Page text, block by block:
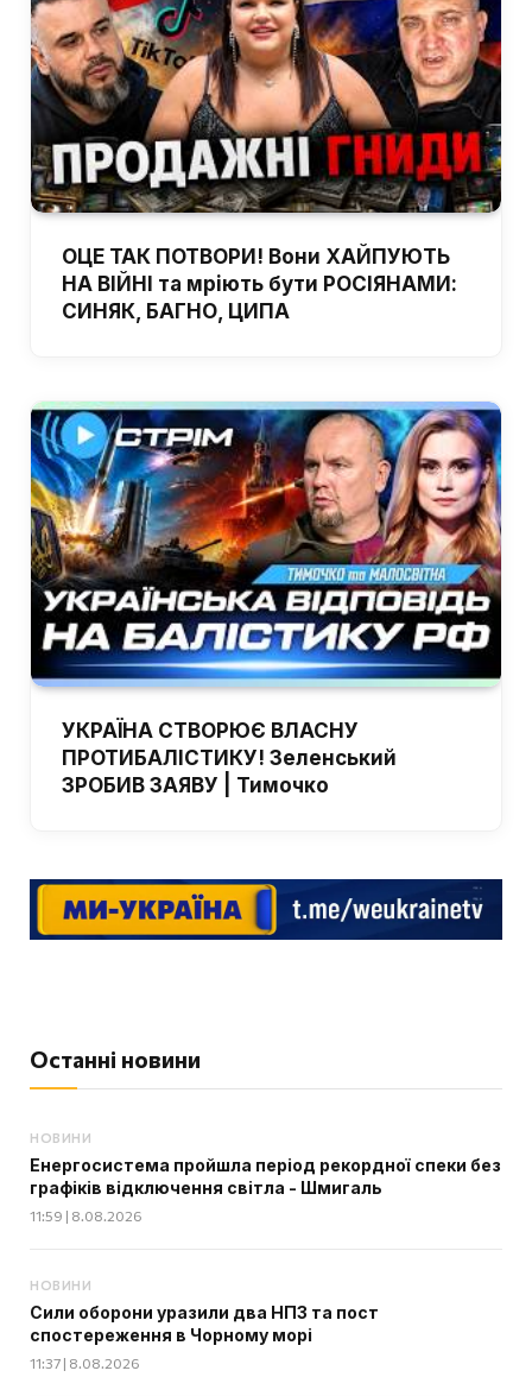
ОЦЕ ТАК ПОТВОРИ! Вони ХАЙПУЮТЬ
НА ВІЙНІ та мріють бути РОСІЯНАМИ:
СИНЯК, БАГНО, ЦИПА
УКРАЇНА СТВОРЮЄ ВЛАСНУ
ПРОТИБАЛІСТИКУ! Зеленський
ЗРОБИВ ЗАЯВУ | Тимочко
Останні новини
НОВИНИ
Енергосистема пройшла період рекордної спеки без
графіків відключення світла - Шмигаль
11:59 | 8.08.2026
НОВИНИ
Сили оборони уразили два НПЗ та пост
спостереження в Чорному морі
11:37 | 8.08.2026